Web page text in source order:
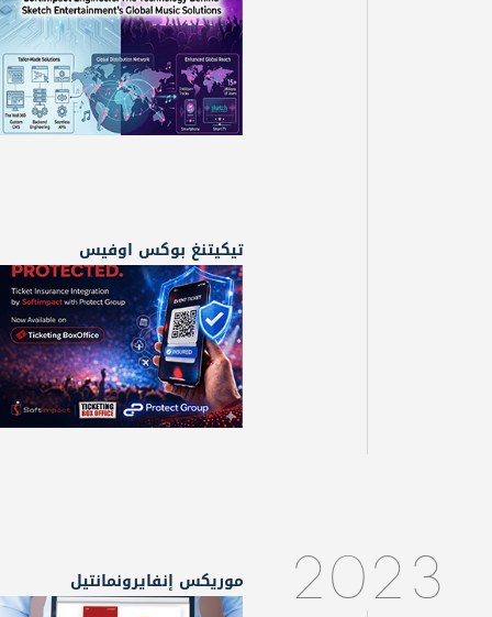
تيكيتنغ بوكس اوفيس
2023 موريكس إنفايرونمانتيل